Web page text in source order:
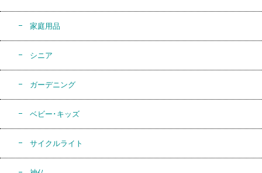
家庭用品
シニア
ガーデニング
ベビー･キッズ
サイクルライト